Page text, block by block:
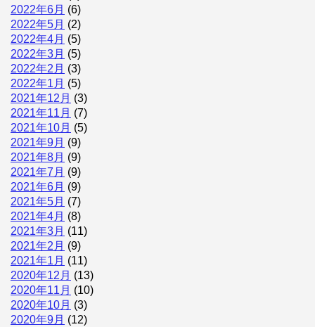
2022年6月 (6)
2022年5月 (2)
2022年4月 (5)
2022年3月 (5)
2022年2月 (3)
2022年1月 (5)
2021年12月 (3)
2021年11月 (7)
2021年10月 (5)
2021年9月 (9)
2021年8月 (9)
2021年7月 (9)
2021年6月 (9)
2021年5月 (7)
2021年4月 (8)
2021年3月 (11)
2021年2月 (9)
2021年1月 (11)
2020年12月 (13)
2020年11月 (10)
2020年10月 (3)
2020年9月 (12)